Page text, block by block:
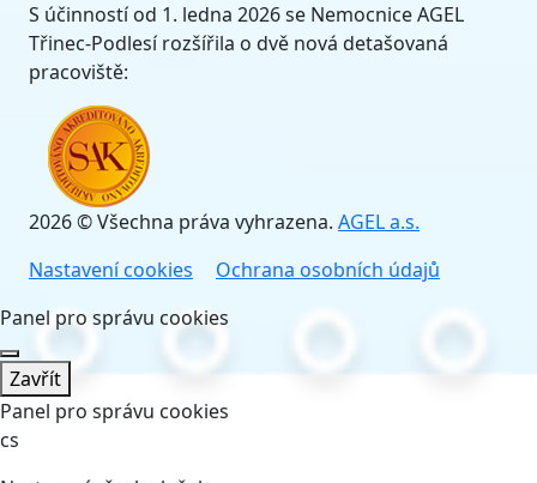
S účinností od 1. ledna 2026 se Nemocnice AGEL
Třinec-Podlesí rozšířila o dvě nová detašovaná
pracoviště:
2026 © Všechna práva vyhrazena. AGEL a.s.
Nastavení cookies
Ochrana osobních údajů
Panel pro správu cookies
Zavřít
Panel pro správu cookies
cs